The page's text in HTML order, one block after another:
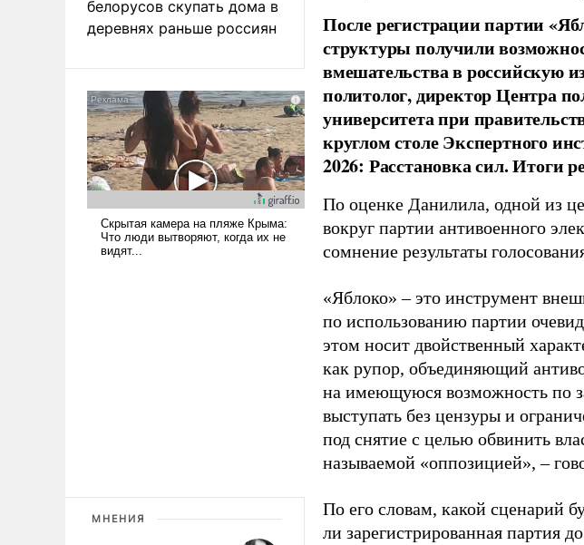
белорусов скупать дома в
деревнях раньше россиян
МНЕНИЯ
После регистрации партии
структуры получили
вмешательства в российскую
политолог, директор Центра
университета при
круглом столе Экспертного
2026: Расстановка сил. Итоги
По оценке Данилила, одной из
вокруг партии антивоенного
сомнение результаты
«Яблоко» – это инструмент
по использованию партии
этом носит двойственный
как рупор, объединяющий
на имеющуюся возможность по
выступать без цензуры и
под снятие с целью обвинить
называемой «оппозицией», –
По его словам, какой сценарий
ли зарегистрированная партия